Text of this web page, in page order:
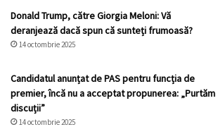
Donald Trump, către Giorgia Meloni: Vă
deranjează dacă spun că sunteți frumoasă?
14 octombrie 2025
Candidatul anunțat de PAS pentru funcția de
premier, încă nu a acceptat propunerea: „Purtăm
discuții”
14 octombrie 2025